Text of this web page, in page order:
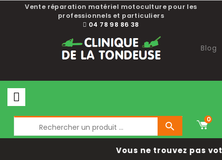
Vente réparation matériel motoculture pour les
professionnels et particuliers
04 78 98 86 38
Blog

0
Vous ne trouvez pas